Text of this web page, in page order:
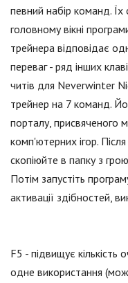
певний набір команд. Їх
головному вікні
трейнера відповідає
переваг - ряд інших
читів для Neverwinter
трейнер на 7 команд.
порталу, присвяченого
комп'ютерних ігор.
скопіюйте в папку з
Потім запустіть
активації здібностей,
F5 - підвищує
одне використання